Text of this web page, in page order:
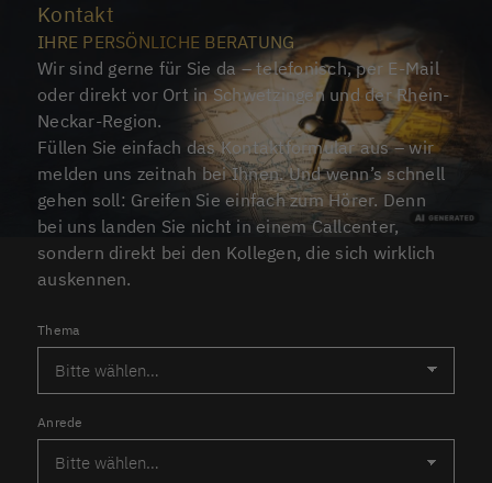
Kontakt
IHRE PERSÖNLICHE BERATUNG
Wir sind gerne für Sie da – telefonisch, per E-Mail
oder direkt vor Ort in Schwetzingen und der Rhein-
Neckar-Region.
Füllen Sie einfach das Kontaktformular aus – wir
melden uns zeitnah bei Ihnen. Und wenn’s schnell
gehen soll: Greifen Sie einfach zum Hörer. Denn
bei uns landen Sie nicht in einem Callcenter,
sondern direkt bei den Kollegen, die sich wirklich
auskennen.
Thema
Anrede